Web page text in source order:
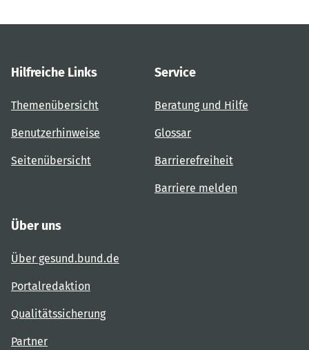
Hilfreiche Links
Themenübersicht
Benutzerhinweise
Seitenübersicht
Service
Beratung und Hilfe
Glossar
Barrierefreiheit
Barriere melden
Über uns
Über gesund.bund.de
Portalredaktion
Qualitätssicherung
Partner